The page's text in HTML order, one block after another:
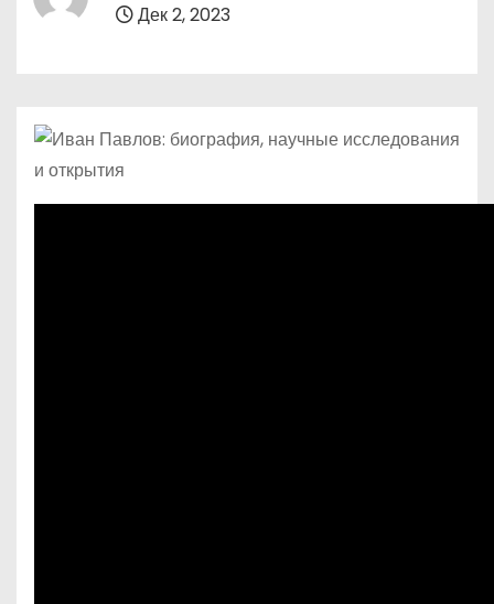
Дек 2, 2023